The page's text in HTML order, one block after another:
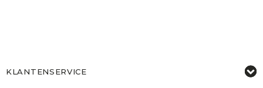
KLANTENSERVICE